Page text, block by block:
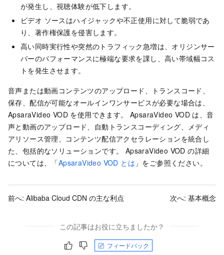
が発生し、視聴体験が低下します。
ビデオ ソースはハイジャックや不正使用に対して脆弱であ
り、著作権保護を侵害します。
高い同時実行性や突然のトラフィック急増は、オリジンサー
バーのパフォーマンスに極端な要求を課し、高い帯域幅コス
トを発生させます。
音声または動画コンテンツのアップロード、トランスコード、
保存、配信が可能なオールインワンサービスが必要な場合は、
ApsaraVideo VOD を使用できます。 ApsaraVideo VOD は、音
声と動画のアップロード、自動トランスコーディング、メディ
アリソース管理、コンテンツ配信アクセラレーションを統合し
た、包括的なソリューションです。
ApsaraVideo VOD の詳細
については、「ApsaraVideo VOD とは 」をご参照ください。
前へ: Alibaba Cloud CDN の主な利点 次へ: 基本概念
この記事はお役に立ちましたか？
フィードバック